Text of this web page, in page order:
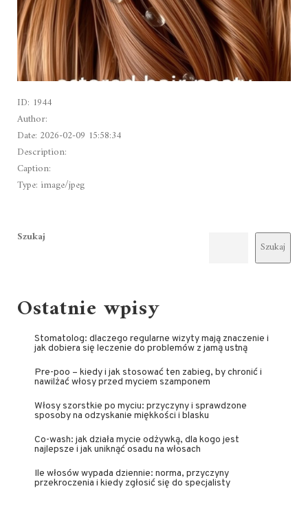
ID: 1944
Author:
Date: 2026-02-09 15:58:34
Description:
Caption:
Type: image/jpeg
Szukaj
Szukaj
Ostatnie wpisy
Stomatolog: dlaczego regularne wizyty mają znaczenie i
jak dobiera się leczenie do problemów z jamą ustną
Pre-poo – kiedy i jak stosować ten zabieg, by chronić i
nawilżać włosy przed myciem szamponem
Włosy szorstkie po myciu: przyczyny i sprawdzone
sposoby na odzyskanie miękkości i blasku
Co-wash: jak działa mycie odżywką, dla kogo jest
najlepsze i jak uniknąć osadu na włosach
Ile włosów wypada dziennie: norma, przyczyny
przekroczenia i kiedy zgłosić się do specjalisty